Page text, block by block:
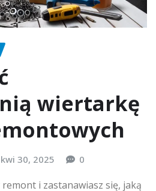
wiertarkę
kwi 30, 2025 0
i zastanawiasz się, jaką